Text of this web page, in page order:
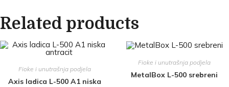
Related products
Fioke i unutrašnja podjela
Axis ladica L-500 A1 niska
Fioke i unutrašnja podjela
MetalBox L-500 srebreni